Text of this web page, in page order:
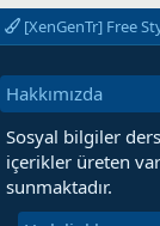
[XenGenTr] Free
Hakkımızda
Sosyal bilgiler
içerikler üreten
sunmaktadır.